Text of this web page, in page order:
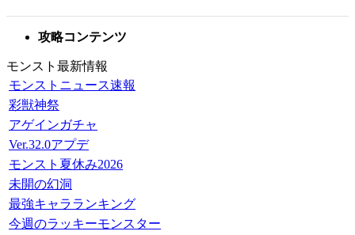
攻略コンテンツ
モンスト最新情報
モンストニュース速報
彩獣神祭
アゲインガチャ
Ver.32.0アプデ
モンスト夏休み2026
未開の幻洞
最強キャラランキング
今週のラッキーモンスター